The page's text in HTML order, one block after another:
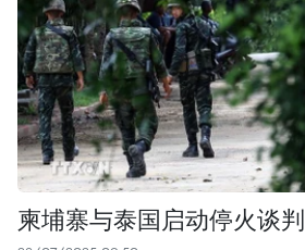
柬埔寨与泰国启动停火谈判